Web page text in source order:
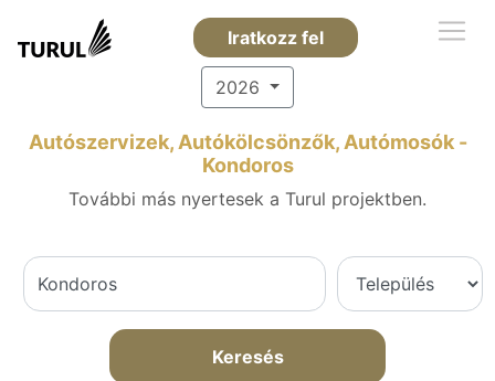
Iratkozz fel
2026
Autószervizek, Autókölcsönzők, Autómosók -
Kondoros
További más nyertesek a Turul projektben.
Keresés